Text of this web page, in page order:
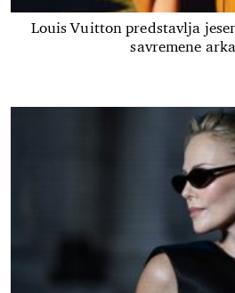
Louis Vuitton predstavlja
savremene